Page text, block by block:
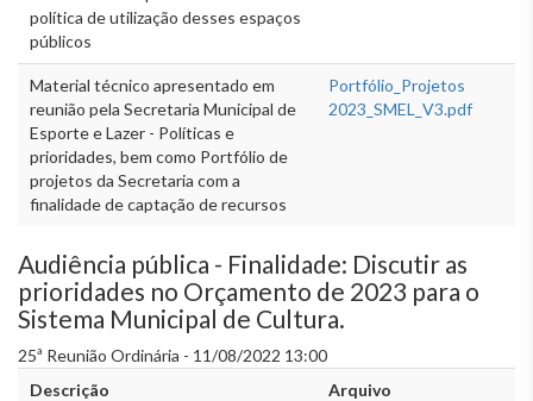
política de utilização desses espaços
públicos
Material técnico apresentado em
reunião pela Secretaria Municipal de
Esporte e Lazer - Políticas e
prioridades, bem como Portfólio de
projetos da Secretaria com a
finalidade de captação de recursos
Portfólio_Projetos
2023_SMEL_V3.pdf
Audiência pública - Finalidade: Discutir as
prioridades no Orçamento de 2023 para o
Sistema Municipal de Cultura.
25ª Reunião Ordinária - 11/08/2022 13:00
Descrição
Arquivo